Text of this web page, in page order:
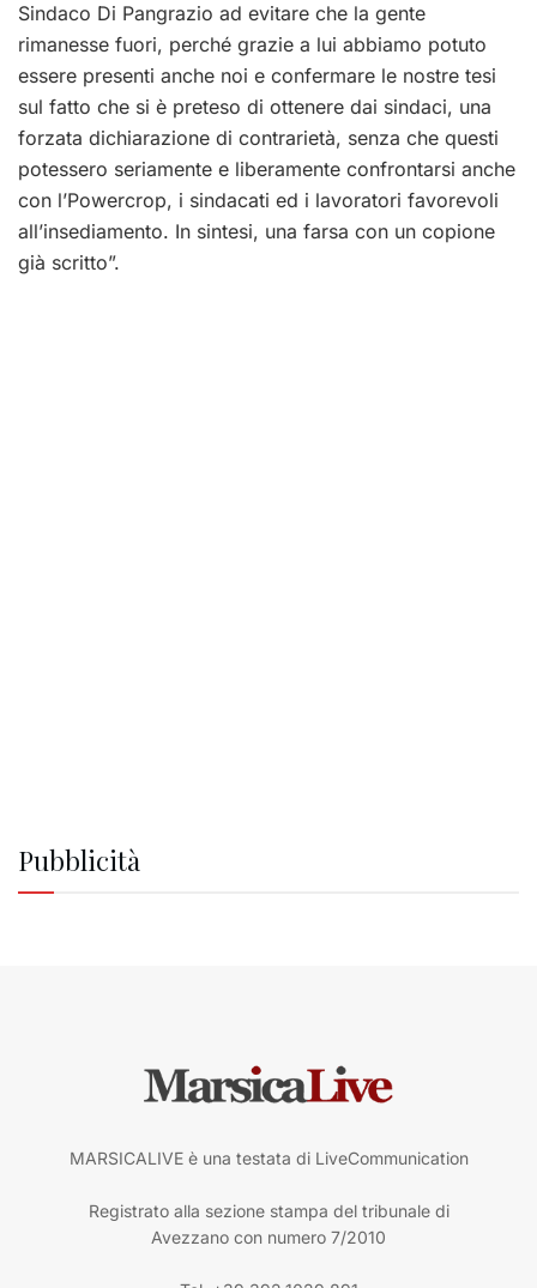
Sindaco Di Pangrazio ad evitare che la gente
rimanesse fuori, perché grazie a lui abbiamo potuto
essere presenti anche noi e confermare le nostre tesi
sul fatto che si è preteso di ottenere dai sindaci, una
forzata dichiarazione di contrarietà, senza che questi
potessero seriamente e liberamente confrontarsi anche
con l’Powercrop, i sindacati ed i lavoratori favorevoli
all’insediamento. In sintesi, una farsa con un copione
già scritto”.
Pubblicità
MARSICALIVE è una testata di LiveCommunication
Registrato alla sezione stampa del tribunale di
Avezzano con numero 7/2010